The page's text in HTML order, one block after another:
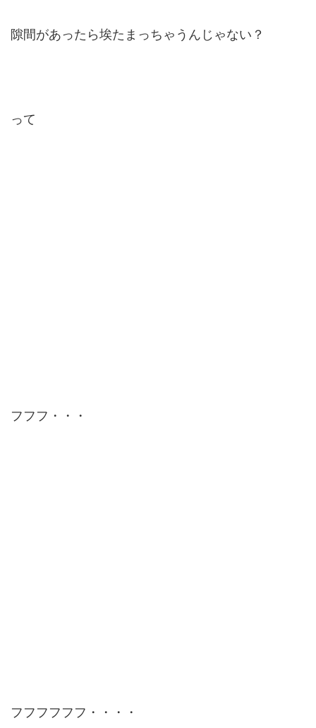
隙間があったら埃たまっちゃうんじゃない？
って
フフフ・・・
フフフフフフ・・・・